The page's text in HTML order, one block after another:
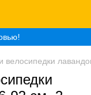
велосипедки